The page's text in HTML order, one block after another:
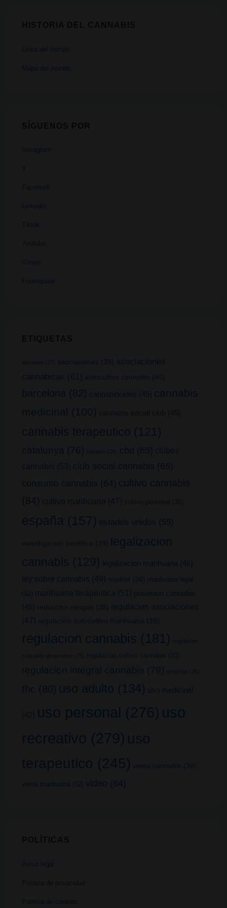
Linea del tiempo
Mapa del mundo
Instagram
X
Facebook
Linkedin
Tiktok
Youtube
Vimeo
Foursquare
alemania (27) asociaciones (39)
asociaciones
cannabicas (61) autocultivo cannabis (40)
barcelona (82) cannabinoides (45) cannabis
medicinal (100) cannabis social club (45)
cannabis terapeutico (121)
catalunya (76) cañamo (26) cbd (65) clubes
cannabis (53) club social cannabis (65)
consumo cannabis (64) cultivo cannabis
(84) cultivo marihuana (47) cultivo personal (35)
españa (157) estados unidos (55)
investigacion cientifica (39)
legalizacion
cannabis (129) legalizacion marihuana (46)
ley sobre cannabis (49) madrid (38)
marihuana legal
(32)
marihuana terapeutica (51) posesion cannabis
(45) reduccion riesgos (38)
regulacion asociaciones
(47) regulacion autocultivo marihuana (39)
regulacion cannabis (181) regulacion
cannabis terapeutico (25) regulacion cultivo cannabis (33)
regulacion integral cannabis (79) terpenos (25)
thc (80) uso adulto (134) uso medicinal
(42) uso personal (276) uso
recreativo (279) uso
terapeutico (245) venta cannabis (38)
venta marihuana (32) video (64)
Aviso legal
Política de privacidad
Política de cookies